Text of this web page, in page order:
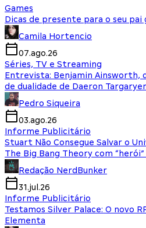
Games
Dicas de presente para o seu pai
Camila Hortencio
07.ago.26
Séries, TV e Streaming
Entrevista: Benjamin Ainsworth,
de dualidade de Daeron
Pedro Siqueira
03.ago.26
Informe Publicitário
Stuart Não Consegue Salvar o
The Big Bang Theory com
Redação NerdBunker
31.jul.26
Informe Publicitário
Testamos Silver Palace: O novo
Elementa